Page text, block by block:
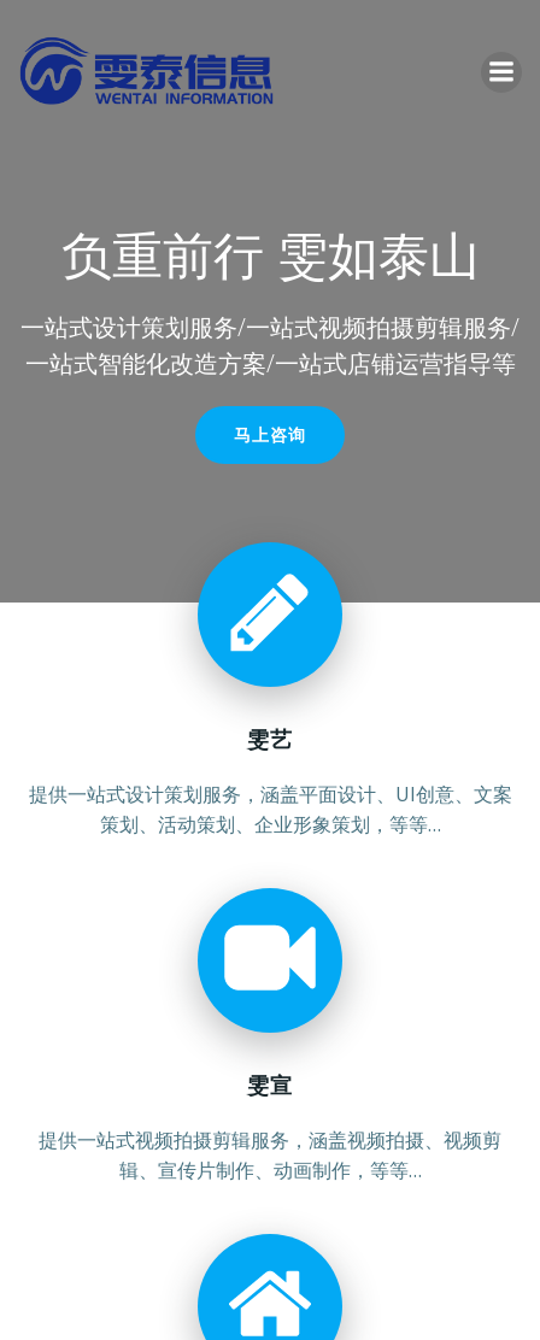
到
内
负重前行 雯如泰山
一站式设计策划服务/一站式视频拍摄剪辑服务/
一站式智能化改造方案/一站式店铺运营指导等
马上咨询
雯艺
提供一站式设计策划服务，涵盖平面设计、UI创意、文案
策划、活动策划、企业形象策划，等等…
雯宣
提供一站式视频拍摄剪辑服务，涵盖视频拍摄、视频剪
辑、宣传片制作、动画制作，等等…